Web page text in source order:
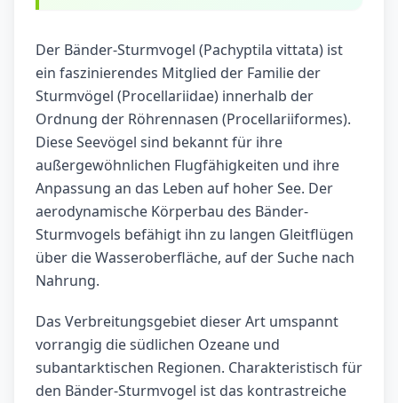
Der Bänder-Sturmvogel (Pachyptila vittata) ist
ein faszinierendes Mitglied der Familie der
Sturmvögel (Procellariidae) innerhalb der
Ordnung der Röhrennasen (Procellariiformes).
Diese Seevögel sind bekannt für ihre
außergewöhnlichen Flugfähigkeiten und ihre
Anpassung an das Leben auf hoher See. Der
aerodynamische Körperbau des Bänder-
Sturmvogels befähigt ihn zu langen Gleitflügen
über die Wasseroberfläche, auf der Suche nach
Nahrung.
Das Verbreitungsgebiet dieser Art umspannt
vorrangig die südlichen Ozeane und
subantarktischen Regionen. Charakteristisch für
den Bänder-Sturmvogel ist das kontrastreiche